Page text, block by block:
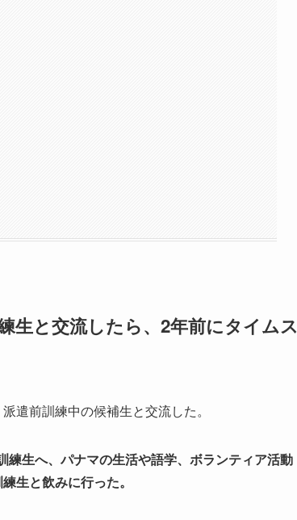
生と交流したら、2年前にタイムス
遣前訓練中の候補生と交流した。
生へ、パナマの生活や語学、ボランティア活動
生と飲みに行った。